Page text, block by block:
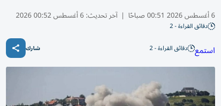
6 أغسطس 2026 00:51 صباحًا | آخر تحديث:6 أغسطس 00:52 2026
دقائق القراءة - 2
استمع دقائق القراءة - 2 شارك